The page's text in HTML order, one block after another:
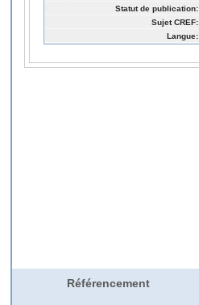
Statut de publication:
Sujet CREF:
Langue:
Référencement